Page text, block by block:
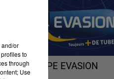
EVASION
and/or
to
through
Use